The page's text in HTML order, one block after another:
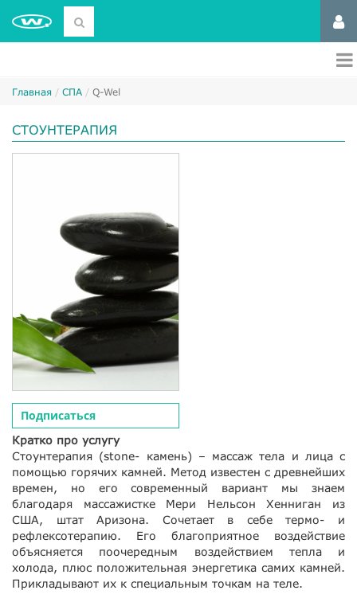
Главная СПА Q-Wel
СТОУНТЕРАПИЯ
Подписаться
Кратко про услугу
Стоунтерапия (stone- камень) – массаж тела и лица с
помощью горячих камней. Метод известен с древнейших
времен, но его современный вариант мы знаем
благодаря массажистке Мери Нельсон Хенниган из
США, штат Аризона. Сочетает в себе термо- и
рефлексотерапию. Его благоприятное воздействие
объясняется поочередным воздействием тепла и
холода, плюс положительная энергетика самих камней.
Прикладывают их к специальным точкам на теле.